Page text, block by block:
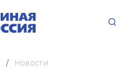
Новости